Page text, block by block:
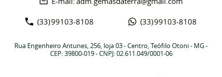
(33)99103-8108 (33)99103-8108
Rua Engenheiro Antunes, 256, loja 03-Centro, Teófilo Otoni- MG-
CEP: 39800-019- CNPJ: 02.611.049/0001-06